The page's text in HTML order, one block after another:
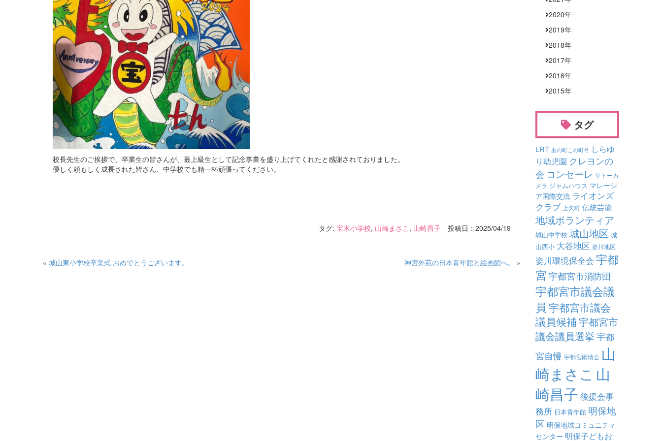
校長先生のご挨拶で、卒業生の皆さんが、最上級生として記念事業を盛り上げてくれたと感謝されておりました。
優しく頼もしく成長された皆さん、中学校でも精一杯頑張ってください。
タグ: 宝木小学校, 山崎まさこ , 山崎昌子 投稿日：2025/04/19
« 城山東小学校卒業式 おめでとうございます。 神宮外苑の日本青年館と絵画館へ。 »
2020年
2019年
2018年
2017年
2016年
2015年
タグ
LRT あの町この町号 しらゆ
り幼児園 クレヨンの
会 コンセーレ サトーカ
メラ ジャムハウス マレーシ
ア国際交流 ライオンズ
クラブ 上欠町 伝統芸能
地域ボランティア
城山中学校 城山地区 城
山西小 大谷地区 姿川地区
姿川環境保全会 宇都
宮宇都宮市消防団
宇都宮市議会議
員 宇都宮市議会
議員候補宇都宮市
議会議員選挙 宇都
宮自慢 宇都宮雨情会 山
崎まさこ 山
崎昌子 後援会事
務所 日本青年館 明保地
区 明保地域コミュニティ
センター 明保子どもお